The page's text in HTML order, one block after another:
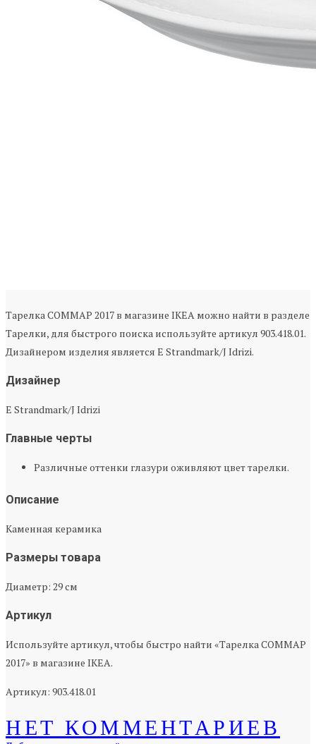
Тарелка СОММАР 2017 в магазине IKEA можно найти в разделе
Тарелки, для быстрого поиска используйте артикул 903.418.01.
Дизайнером изделия является E Strandmark/J Idrizi.
Дизайнер
E Strandmark/J Idrizi
Главные черты
Различные оттенки глазури оживляют цвет тарелки.
Описание
Каменная керамика
Размеры товара
Диаметр: 29 см
Артикул
Используйте артикул, чтобы быстро найти «Тарелка СОММАР
2017» в магазине IKEA.
Артикул: 903.418.01
НЕТ КОММЕНТАРИЕВ